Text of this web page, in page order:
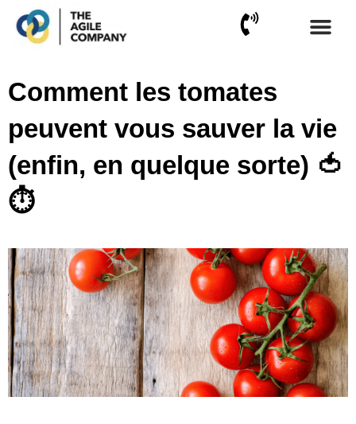
contenu
Comment les tomates
peuvent vous sauver la vie
(enfin, en quelque sorte) 🍅
⏱️